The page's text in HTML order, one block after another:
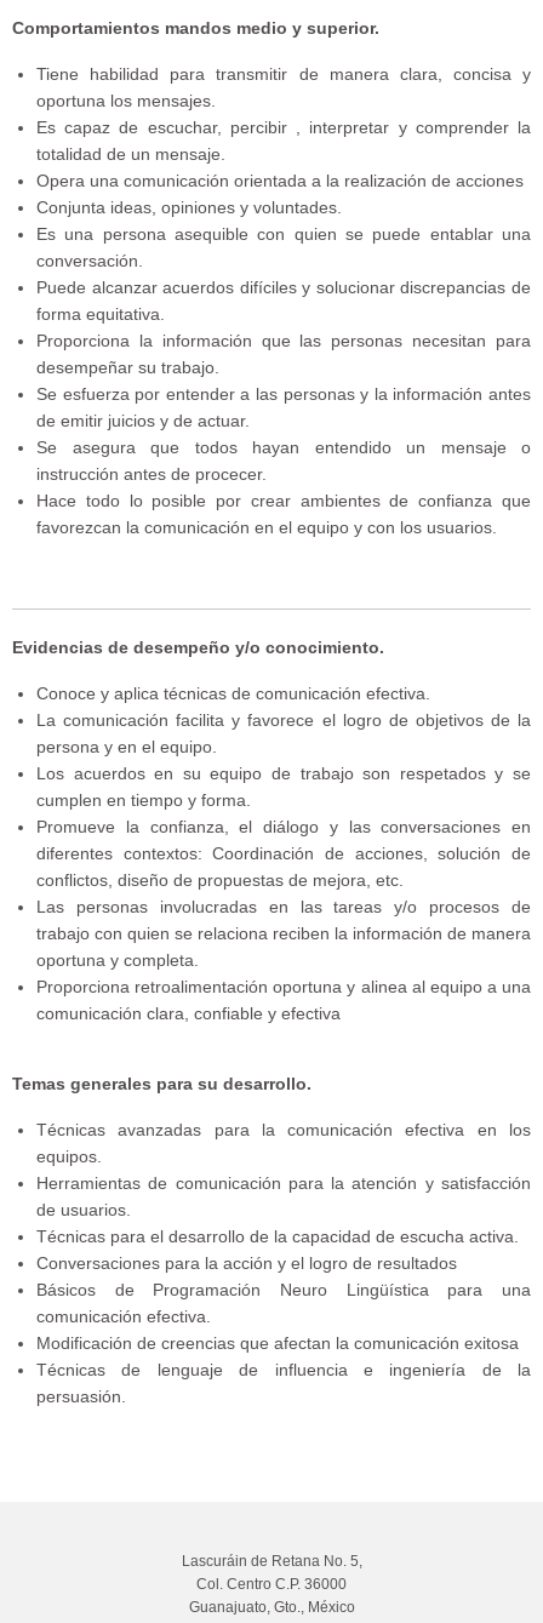
Comportamientos mandos medio y superior.
Tiene habilidad para transmitir de manera clara, concisa y
oportuna los mensajes.
Es capaz de escuchar, percibir , interpretar y comprender la
totalidad de un mensaje.
Opera una comunicación orientada a la realización de acciones
Conjunta ideas, opiniones y voluntades.
Es una persona asequible con quien se puede entablar una
conversación.
Puede alcanzar acuerdos difíciles y solucionar discrepancias de
forma equitativa.
Proporciona la información que las personas necesitan para
desempeñar su trabajo.
Se esfuerza por entender a las personas y la información antes
de emitir juicios y de actuar.
Se asegura que todos hayan entendido un mensaje o
instrucción antes de procecer.
Hace todo lo posible por crear ambientes de confianza que
favorezcan la comunicación en el equipo y con los usuarios.
Evidencias de desempeño y/o conocimiento.
Conoce y aplica técnicas de comunicación efectiva.
La comunicación facilita y favorece el logro de objetivos de la
persona y en el equipo.
Los acuerdos en su equipo de trabajo son respetados y se
cumplen en tiempo y forma.
Promueve la confianza, el diálogo y las conversaciones en
diferentes contextos: Coordinación de acciones, solución de
conflictos, diseño de propuestas de mejora, etc.
Las personas involucradas en las tareas y/o procesos de
trabajo con quien se relaciona reciben la información de manera
oportuna y completa.
Proporciona retroalimentación oportuna y alinea al equipo a una
comunicación clara, confiable y efectiva
Temas generales para su desarrollo.
Técnicas avanzadas para la comunicación efectiva en los
equipos.
Herramientas de comunicación para la atención y satisfacción
de usuarios.
Técnicas para el desarrollo de la capacidad de escucha activa.
Conversaciones para la acción y el logro de resultados
Básicos de Programación Neuro Lingüística para una
comunicación efectiva.
Modificación de creencias que afectan la comunicación exitosa
Técnicas de lenguaje de influencia e ingeniería de la
persuasión.
Lascuráin de Retana No. 5,
Col. Centro C.P. 36000
Guanajuato, Gto., México